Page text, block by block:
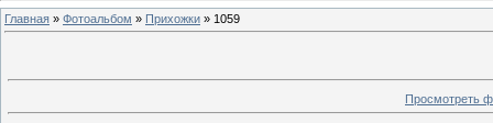
Главная » Фотоальбом » Прихожки » 1059
Просмотреть